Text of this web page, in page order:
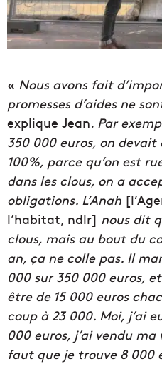
« Nous avons fait
promesses d’aides ne
explique Jean. Par
350 000 euros, on
100%, parce qu’on est
dans les clous, on a
obligations. L’Anah
l’habitat, ndlr] nous dit
clous, mais au bout du
an, ça ne colle pas. Il
000 sur 350 000 euros,
être de 15 000 euros
coup à 23 000. Moi, j’ai
000 euros, j’ai vendu
faut que je trouve 8 000